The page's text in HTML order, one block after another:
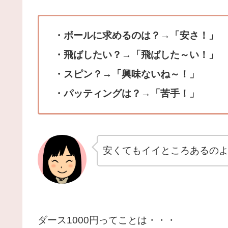
・ボールに求めるのは？→「安さ！」
・飛ばしたい？→「飛ばした～い！」
・スピン？→「興味ないね～！」
・パッティングは？→「苦手！」
安くてもイイところあるの
ダース1000円ってことは・・・